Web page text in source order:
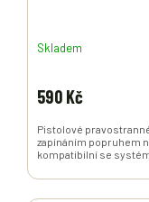
Skladem
590 Kč
Pistolové
zapínáním popruhem
kompatibilní se